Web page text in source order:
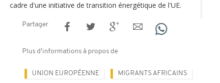
cadre d'une initiative de transition énergétique de l'UE.
Partager
Plus d'informations à propos de
UNION EUROPÉENNE MIGRANTS AFRICAINS